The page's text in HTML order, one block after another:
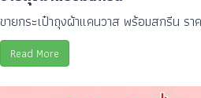
ขายกระเป๋าถุงผ้าแคนวาส พร้อมสกรีน รา
Read More